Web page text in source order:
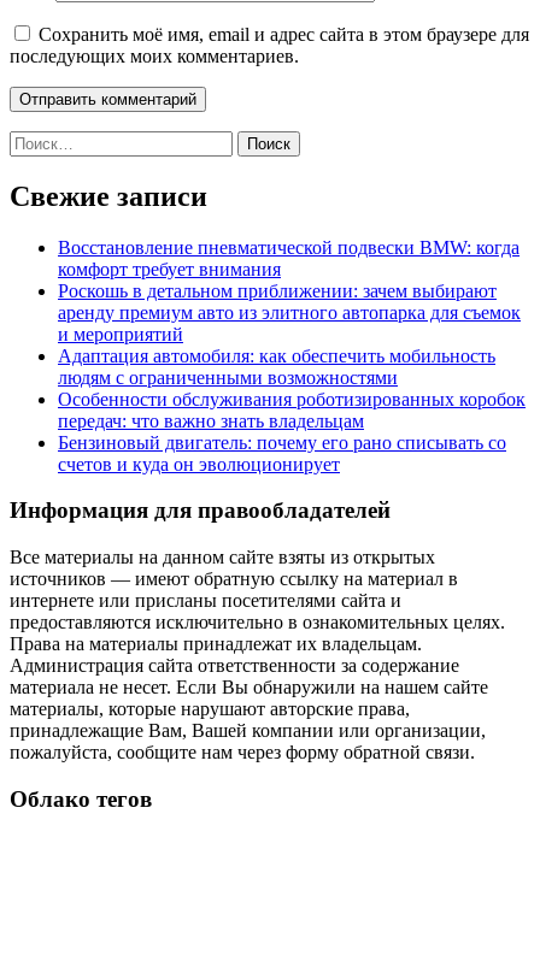
Сохранить моё имя, email и адрес сайта в этом браузере для
последующих моих комментариев.
Найти:
Свежие записи
Восстановление пневматической подвески BMW: когда
комфорт требует внимания
Роскошь в детальном приближении: зачем выбирают
аренду премиум авто из элитного автопарка для съемок
и мероприятий
Адаптация автомобиля: как обеспечить мобильность
людям с ограниченными возможностями
Особенности обслуживания роботизированных коробок
передач: что важно знать владельцам
Бензиновый двигатель: почему его рано списывать со
счетов и куда он эволюционирует
Информация для правообладателей
Все материалы на данном сайте взяты из открытых
источников — имеют обратную ссылку на материал в
интернете или присланы посетителями сайта и
предоставляются исключительно в ознакомительных целях.
Права на материалы принадлежат их владельцам.
Администрация сайта ответственности за содержание
материала не несет. Если Вы обнаружили на нашем сайте
материалы, которые нарушают авторские права,
принадлежащие Вам, Вашей компании или организации,
пожалуйста, сообщите нам через форму обратной связи.
Облако тегов